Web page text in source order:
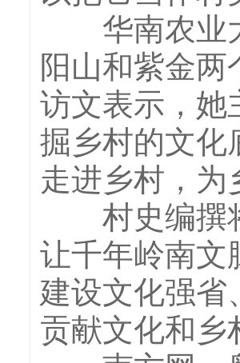
华南农业大
阳山和紫金
访文表示，她
掘乡村的文化
走进乡村，为
村史编撰将
让千年岭南文
建设文化强省
贡献文化和乡